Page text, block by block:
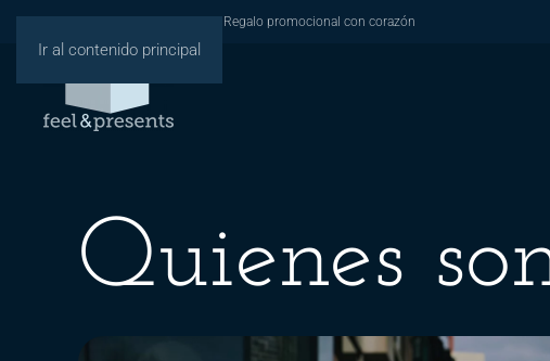
Ir al contenido principal
Bienvenido a Feel & Presents – Regalo promocional con corazón
Quienes